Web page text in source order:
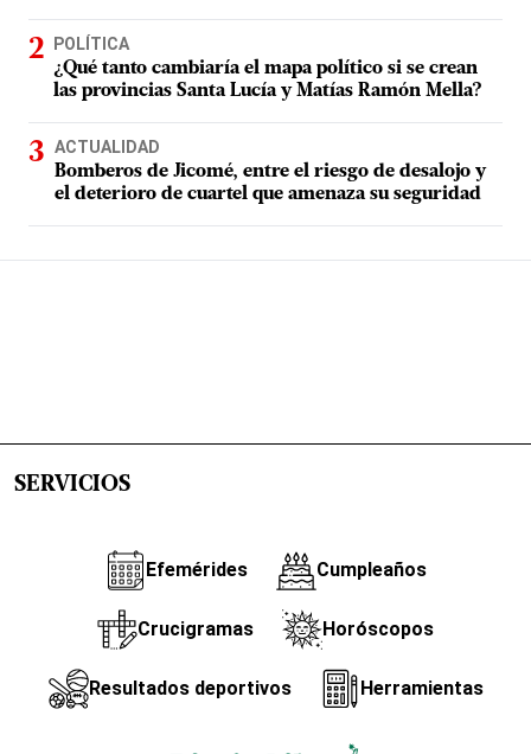
POLÍTICA
¿Qué tanto cambiaría el mapa político si se crean
las provincias Santa Lucía y Matías Ramón Mella?
ACTUALIDAD
Bomberos de Jicomé, entre el riesgo de desalojo y
el deterioro de cuartel que amenaza su seguridad
SERVICIOS
Efemérides Cumpleaños
Crucigramas Horóscopos
Resultados deportivos Herramientas